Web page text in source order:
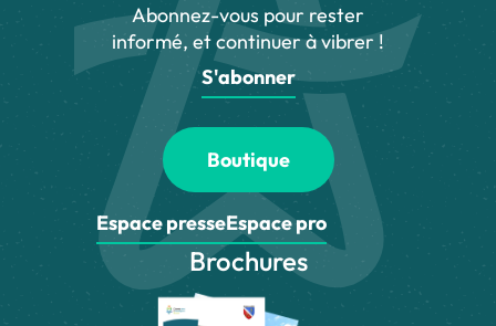
Abonnez-vous pour rester
informé, et continuer à vibrer !
S'abonner
Boutique
Espace presseEspace pro
Brochures